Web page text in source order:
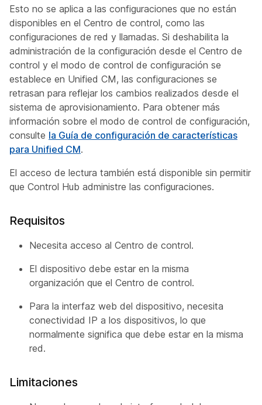
Esto no se aplica a las configuraciones que no están
disponibles en el Centro de control, como las
configuraciones de red y llamadas. Si deshabilita la
administración de la configuración desde el Centro de
control y el modo de control de configuración se
establece en Unified CM, las configuraciones se
retrasan para reflejar los cambios realizados desde el
sistema de aprovisionamiento. Para obtener más
información sobre el modo de control de configuración,
consulte la Guía de configuración de características
para Unified CM.
El acceso de lectura también está disponible sin permitir
que Control Hub administre las configuraciones.
Requisitos
Necesita acceso al Centro de control.
El dispositivo debe estar en la misma
organización que el Centro de control.
Para la interfaz web del dispositivo, necesita
conectividad IP a los dispositivos, lo que
normalmente significa que debe estar en la misma
red.
Limitaciones